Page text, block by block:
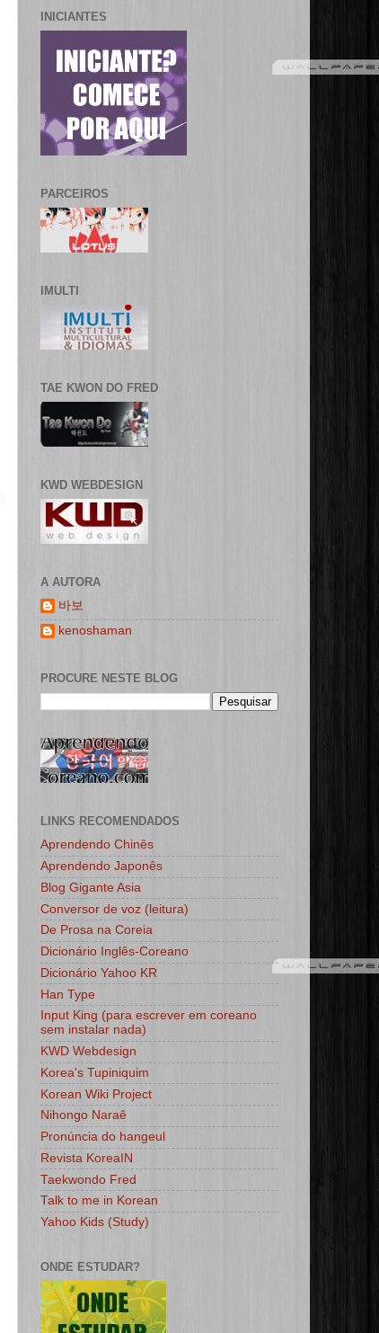
INICIANTES
PARCEIROS
IMULTI
TAE KWON DO FRED
KWD WEBDESIGN
A AUTORA
바보
kenoshaman
PROCURE NESTE BLOG
LINKS RECOMENDADOS
Aprendendo Chinês
Aprendendo Japonês
Blog Gigante Asia
Conversor de voz (leitura)
De Prosa na Coreia
Dicionário Inglês-Coreano
Dicionário Yahoo KR
Han Type
Input King (para escrever em coreano
sem instalar nada)
KWD Webdesign
Korea's Tupiniquim
Korean Wiki Project
Nihongo Naraê
Pronúncia do hangeul
Revista KoreaIN
Taekwondo Fred
Talk to me in Korean
Yahoo Kids (Study)
ONDE ESTUDAR?